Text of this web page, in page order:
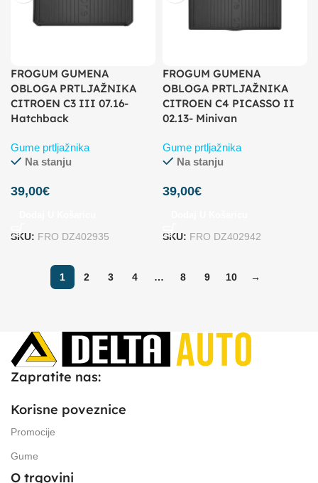
FROGUM GUMENA
OBLOGA PRTLJAŽNIKA
CITROEN C3 III 07.16-
Hatchback
Gume prtljažnika
Na stanju
39,00€
SKU: FRO DZ402935
FROGUM GUMENA
OBLOGA PRTLJAŽNIKA
CITROEN C4 PICASSO II
02.13- Minivan
Gume prtljažnika
Na stanju
39,00€
SKU: FRO DZ402942
1 2 3 4 … 8 9 10 →
Zapratite nas:
Korisne poveznice
Promocije
Gume
O trgovini